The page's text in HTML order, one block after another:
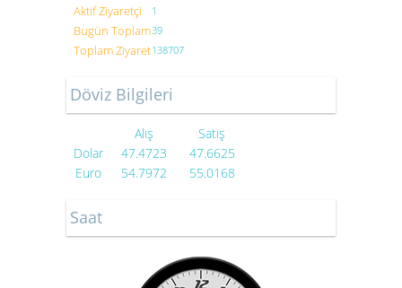
Aktif Ziyaretçi 1
Bugün Toplam39
Toplam Ziyaret138707
Döviz Bilgileri
Alış
Satış
Dolar
47.4723
47.6625
Euro
54.7972 55.0168
Saat